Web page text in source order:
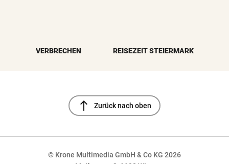
VERBRECHEN REISEZEIT STEIERMARK
north Zurück nach oben
© Krone Multimedia GmbH & Co KG 2026